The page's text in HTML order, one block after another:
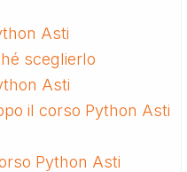
Asti
sceglierlo
Asti
il corso Python Asti
Python Asti